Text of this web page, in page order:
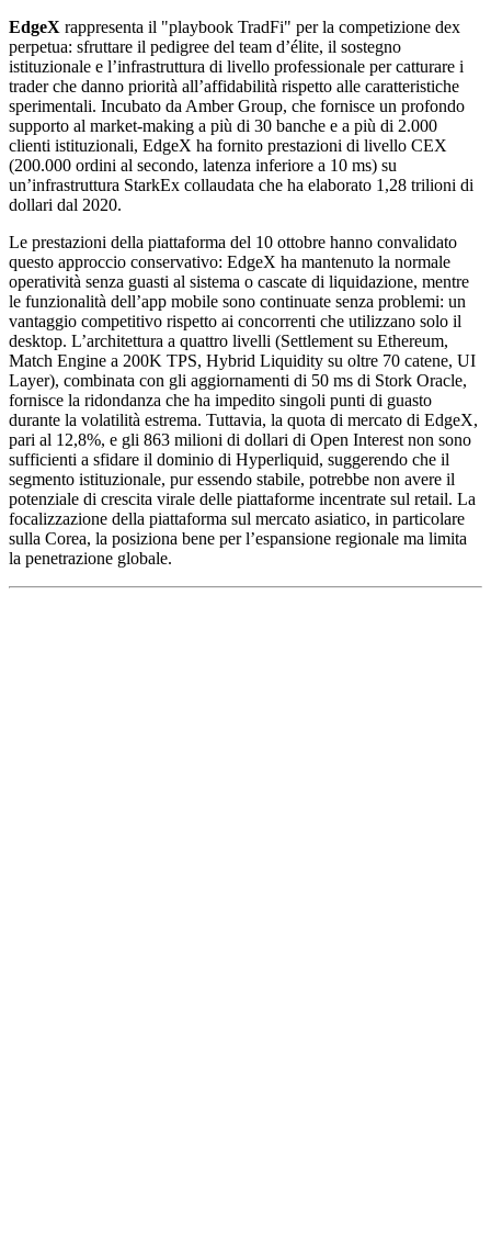
EdgeX rappresenta il "playbook TradFi" per la competizione dex
perpetua: sfruttare il pedigree del team d’élite, il sostegno
istituzionale e l’infrastruttura di livello professionale per catturare i
trader che danno priorità all’affidabilità rispetto alle caratteristiche
sperimentali. Incubato da Amber Group, che fornisce un profondo
supporto al market-making a più di 30 banche e a più di 2.000
clienti istituzionali, EdgeX ha fornito prestazioni di livello CEX
(200.000 ordini al secondo, latenza inferiore a 10 ms) su
un’infrastruttura StarkEx collaudata che ha elaborato 1,28 trilioni di
dollari dal 2020.
Le prestazioni della piattaforma del 10 ottobre hanno convalidato
questo approccio conservativo: EdgeX ha mantenuto la normale
operatività senza guasti al sistema o cascate di liquidazione, mentre
le funzionalità dell’app mobile sono continuate senza problemi: un
vantaggio competitivo rispetto ai concorrenti che utilizzano solo il
desktop. L’architettura a quattro livelli (Settlement su Ethereum,
Match Engine a 200K TPS, Hybrid Liquidity su oltre 70 catene, UI
Layer), combinata con gli aggiornamenti di 50 ms di Stork Oracle,
fornisce la ridondanza che ha impedito singoli punti di guasto
durante la volatilità estrema. Tuttavia, la quota di mercato di EdgeX,
pari al 12,8%, e gli 863 milioni di dollari di Open Interest non sono
sufficienti a sfidare il dominio di Hyperliquid, suggerendo che il
segmento istituzionale, pur essendo stabile, potrebbe non avere il
potenziale di crescita virale delle piattaforme incentrate sul retail. La
focalizzazione della piattaforma sul mercato asiatico, in particolare
sulla Corea, la posiziona bene per l’espansione regionale ma limita
la penetrazione globale.